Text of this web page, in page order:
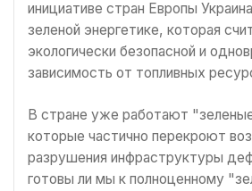
инициативе стран Европы
зеленой энергетике, которая
экологически безопасной и
зависимость от топливных
В стране уже работают
которые частично перекроют
разрушения инфраструктуры
готовы ли мы к полноценному